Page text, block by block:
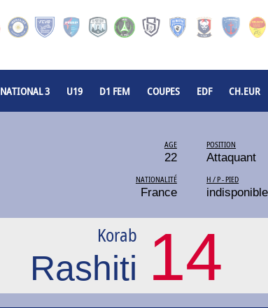
NATIONAL 3 U19 D1 FEM COUPES EDF CH.EUR
AGE
22
NATIONALITÉ
France
POSITION
Attaquant
H / P - PIED
indisponible
14
Korab
Rashiti